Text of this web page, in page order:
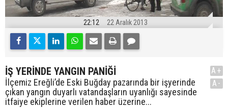
22:12 22 Aralık 2013
İŞ YERİNDE YANGIN PANİĞİ
İlçemiz Ereğli’de Eski Buğday pazarında bir işyerinde
çıkan yangın duyarlı vatandaşların uyanlığı sayesinde
itfaiye ekiplerine verilen haber üzerine...
A+
A-